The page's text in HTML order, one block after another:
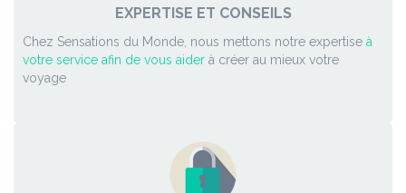
EXPERTISE ET CONSEILS
Chez Sensations du Monde, nous mettons notre expertise à
votre service afin de vous aider à créer au mieux votre
voyage